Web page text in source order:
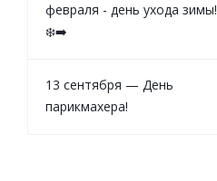
февраля - день ухода зимы!
❄️➡️
13 сентября — День
парикмахера!